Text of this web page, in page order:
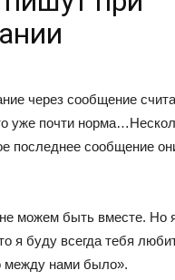
через сообщение
уже почти
последнее сообщение
можем быть вместе. Но
я буду всегда тебя
между нами было».